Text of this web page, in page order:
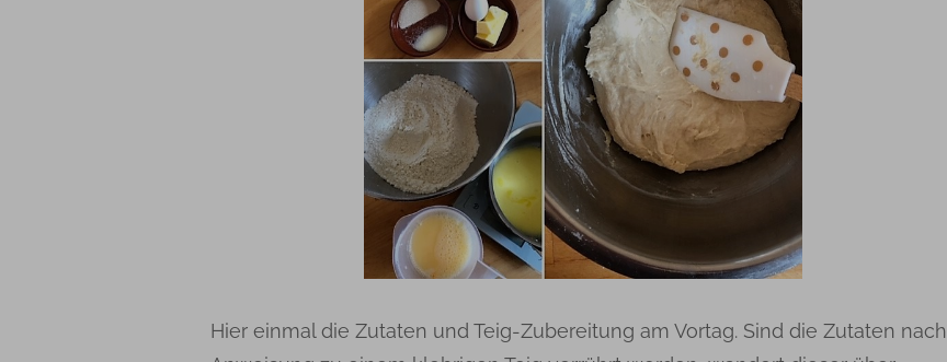
Hier einmal die Zutaten und Teig-Zubereitung am Vortag. Sind die Zutaten nach